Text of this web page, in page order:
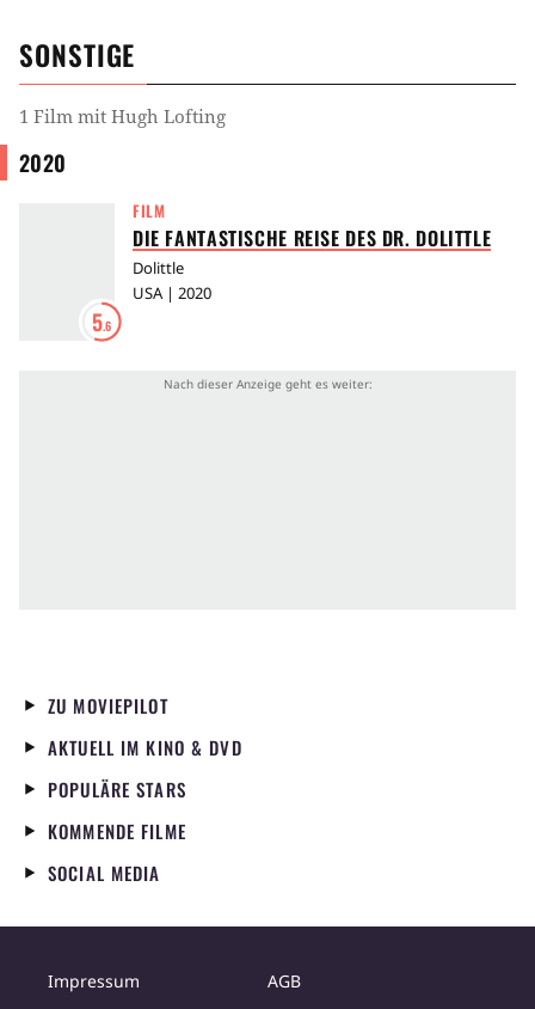
SONSTIGE
1 Film mit Hugh Lofting
2020
5.6
FILM
DIE FANTASTISCHE REISE DES DR. DOLITTLE
Dolittle
USA | 2020
ZU MOVIEPILOT
AKTUELL IM KINO & DVD
POPULÄRE STARS
KOMMENDE FILME
SOCIAL MEDIA
Impressum AGB